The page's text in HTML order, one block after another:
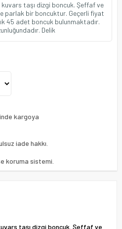
taşı dizgi boncuk. Şeffaf ve
parlak bir boncuktur. Geçerli fiyat
45 adet boncuk bulunmaktadır.
Delik
kargoya
iade hakkı.
koruma sistemi.
taşı dizgi boncuk. Şeffaf ve